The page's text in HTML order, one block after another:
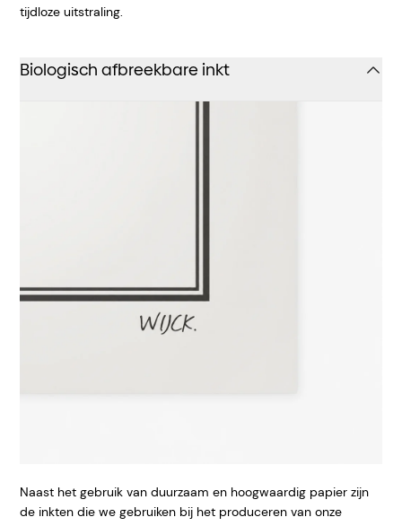
tijdloze uitstraling.
Biologisch afbreekbare inkt
Naast het gebruik van duurzaam en hoogwaardig papier zijn
de inkten die we gebruiken bij het produceren van onze